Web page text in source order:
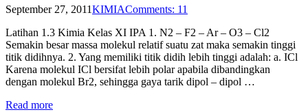
September 27, 2011KIMIAComments: 11
Latihan 1.3 Kimia Kelas XI IPA 1. N2 – F2 – Ar – O3 – Cl2
Semakin besar massa molekul relatif suatu zat maka semakin tinggi
titik didihnya. 2. Yang memiliki titik didih lebih tinggi adalah: a. ICl
Karena molekul ICl bersifat lebih polar apabila dibandingkan
dengan molekul Br2, sehingga gaya tarik dipol – dipol …
Read more